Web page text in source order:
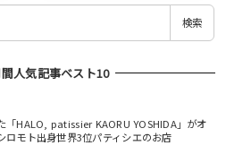
検索
人気記事ベスト10
「HALO, patissier KAORU YOSHIDA」がオ
ロモト出身世界3位パティシエのお店